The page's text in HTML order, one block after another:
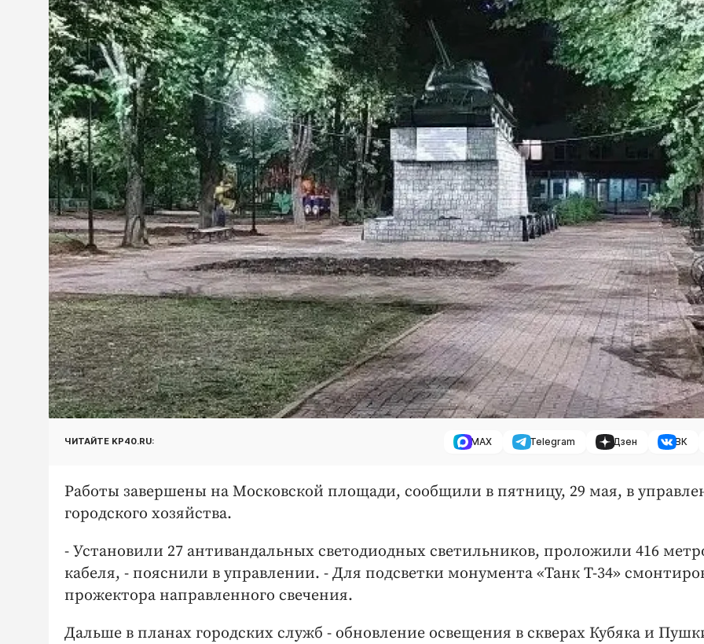
ЧИТАЙТЕ KP40.RU: MAX Telegram Дзен ВК
Работы завершены на Московской площади, сообщили в пятницу, 29 мая, в
городского хозяйства.
- Установили 27 антивандальных светодиодных светильников, проложили 416
кабеля, - пояснили в управлении. - Для подсветки монумента «Танк Т-34»
прожектора направленного свечения.
Дальше в планах городских служб - обновление освещения в скверах Кубяка и